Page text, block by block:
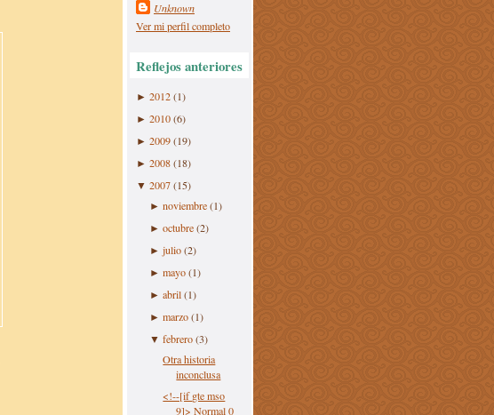
Unknown
Ver mi perfil completo
Reflejos anteriores
► 2012(1)
► 2010(6)
► 2009(19)
► 2008(18)
▼ 2007(15)
► noviembre (1)
► octubre (2)
► julio (2)
► mayo (1)
► abril (1)
► marzo (1)
▼ febrero (3)
Otra historia
inconclusa
<!--[if gte mso
9]> Normal 0